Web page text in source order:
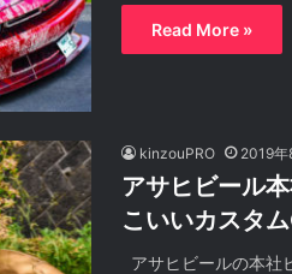
Read More »
kinzouPRO 2019
アサヒビール
こいいカスタ
アサヒビールの本社